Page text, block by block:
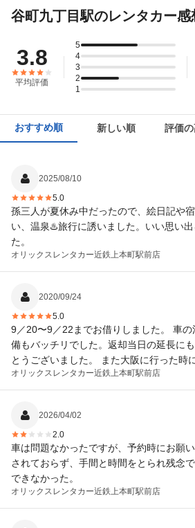
谷町九丁目駅のレンタカー感
3.8
平均評価
5
4
3
2
1
おすすめ順 新しい順 評価
2025/08/10
5.0
孫三人が夏休み中だったので、絵日記や
い、温泉♨️旅行に誘いました。いい思い
た。
オリックスレンタカー近鉄上本町駅前店
2020/09/24
5.0
9／20〜9／22までお借りしました。 車
備もバッチリでした。返却当日の延長に
とうございました。 また大阪に行った時
ありがとうございました。
オリックスレンタカー近鉄上本町駅前店
2026/04/02
2.0
車は問題なかったですが、予約時にお願
されておらず、手間と時間をとられ残念
できなかった。
オリックスレンタカー近鉄上本町駅前店